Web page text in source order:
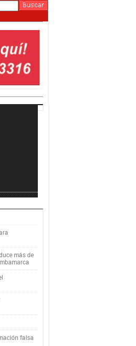
más de
falsa